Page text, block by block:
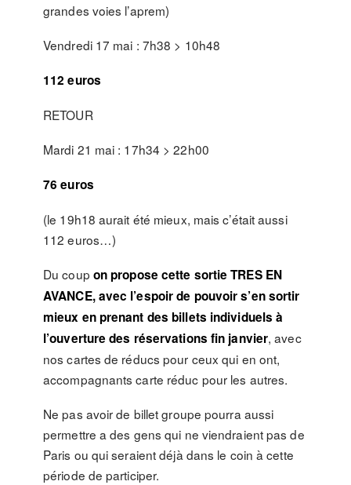
grandes voies l’aprem)
Vendredi 17 mai : 7h38 > 10h48
112 euros
RETOUR
Mardi 21 mai : 17h34 > 22h00
76 euros
(le 19h18 aurait été mieux, mais c’était aussi
112 euros…)
Du coup on propose cette sortie TRES EN
AVANCE, avec l’espoir de pouvoir s’en sortir
mieux en prenant des billets individuels à
l’ouverture des réservations fin janvier, avec
nos cartes de réducs pour ceux qui en ont,
accompagnants carte réduc pour les autres.
Ne pas avoir de billet groupe pourra aussi
permettre a des gens qui ne viendraient pas de
Paris ou qui seraient déjà dans le coin à cette
période de participer.